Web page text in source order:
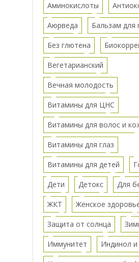
Аминокислоты
Аюрведа Бальзам для
Без глютена
Вегетарианский
Вечная молодость
Витамины для ЦНС
Витамины для волос и
Витамины для глаз
Витамины для детей
Дети Детокс Для
ЖКТ Женское
Защита от солнца
Иммунитет Индинол